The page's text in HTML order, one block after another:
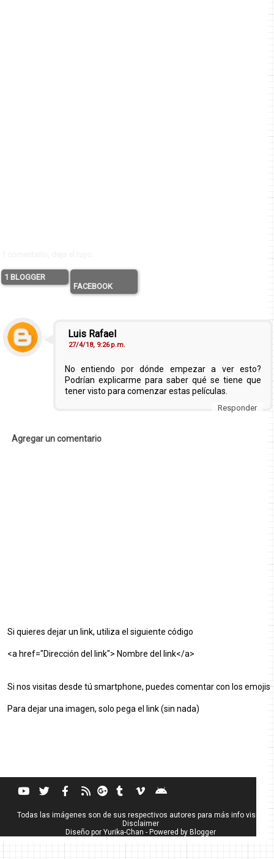
1 BLOGGER
FACEBOOK
Luis Rafael
27/4/18, 9:26 p.m.
No entiendo por dónde empezar a ver esto?
Podrían explicarme para saber qué se tiene que
tener visto para comenzar estas películas.
Responder
Agregar un comentario
Si quieres dejar un link, utiliza el siguiente código
<a href="Dirección del link"> Nombre del link</a>
Si nos visitas desde tú smartphone, puedes comentar con los emojis
Para dejar una imagen, solo pega el link (sin nada)
Todas las imágenes son de sus respectivos autores para más info visita
Disclaimer
Diseño por Yurika-Chan - Powered by Blogger